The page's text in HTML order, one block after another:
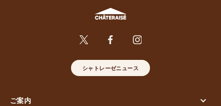
シャトレーゼニュース
ご案内